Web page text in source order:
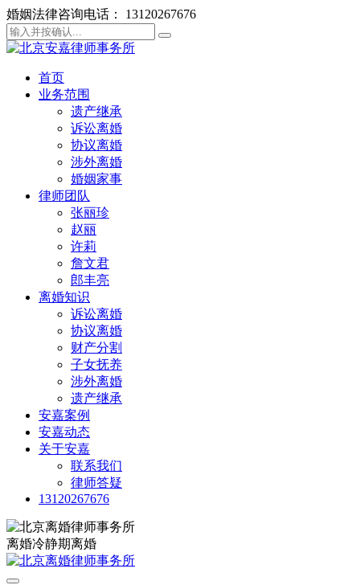
婚姻法律咨询电话： 13120267676
首页
业务范围
遗产继承
诉讼离婚
协议离婚
涉外离婚
婚姻家事
律师团队
张丽珍
赵丽
许莉
詹文君
郎丰亮
离婚知识
诉讼离婚
协议离婚
财产分割
子女抚养
涉外离婚
遗产继承
安嘉案例
安嘉动态
关于安嘉
联系我们
律师答疑
13120267676
离婚冷静期离婚